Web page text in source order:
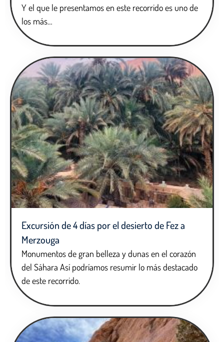
Y el que le presentamos en este recorrido es uno de
los más…
Excursión de 4 días por el desierto de Fez a
Merzouga
Monumentos de gran belleza y dunas en el corazón
del Sáhara Así podríamos resumir lo más destacado
de este recorrido.